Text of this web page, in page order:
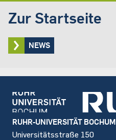
Zur Startseite
NEWS
Footer
RUHR-UNIVERSITÄT BOCHUM
Universitätsstraße 150